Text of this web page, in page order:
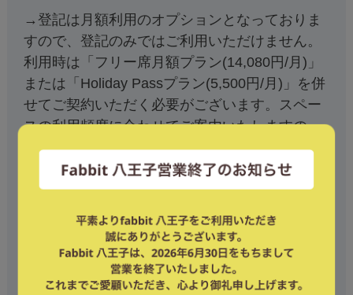
→登記は月額利用のオプションとなっておりま
すので、登記のみではご利用いただけません。
利用時は「フリー席月額プラン(14,080円/月)」
または「Holiday Passプラン(5,500円/月)」を併
せてご契約いただく必要がございます。スペー
スの利用頻度に合わせてご案内いたしますの
で、是非スタッフへご相談ください♪
(郵便受けの利用には別途1,100円/月 がかかりま
す。)
・登記登録の際に必要なものはありますか？
→以下の提出をお願いしております。登記簿謄